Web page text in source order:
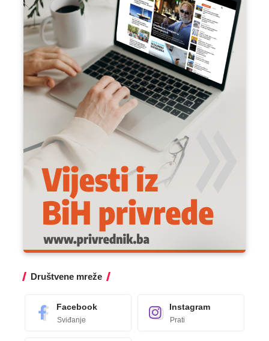
Društvene mreže
Facebook
Sviđanje
Instagram
Prati